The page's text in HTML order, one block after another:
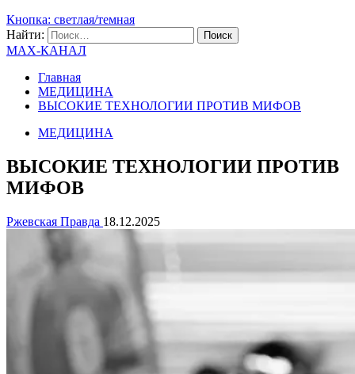
Кнопка: светлая/темная
Найти:
MAX-КАНАЛ
Главная
МЕДИЦИНА
ВЫСОКИЕ ТЕХНОЛОГИИ ПРОТИВ МИФОВ
МЕДИЦИНА
ВЫСОКИЕ ТЕХНОЛОГИИ ПРОТИВ
МИФОВ
Ржевская Правда 18.12.2025